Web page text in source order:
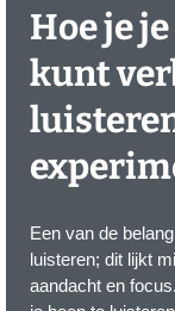
Hoe je
kunt
Een van de
luisteren; dit lijkt
aandacht en